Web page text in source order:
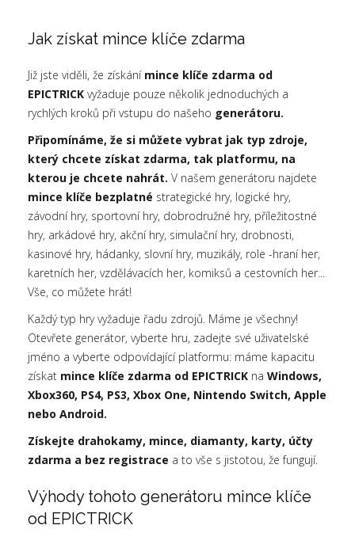
Jak získat mince klíče zdarma
Již jste viděli, že získání mince klíče zdarma od
EPICTRICK vyžaduje pouze několik jednoduchých a
rychlých kroků při vstupu do našeho generátoru.
Připomínáme, že si můžete vybrat jak typ zdroje,
který chcete získat zdarma, tak platformu, na
kterou je chcete nahrát. V našem generátoru najdete
mince klíče bezplatné strategické hry, logické hry,
závodní hry, sportovní hry, dobrodružné hry, příležitostné
hry, arkádové hry, akční hry, simulační hry, drobnosti,
kasinové hry, hádanky, slovní hry, muzikály, role -hraní her,
karetních her, vzdělávacích her, komiksů a cestovních her...
Vše, co můžete hrát!
Každý typ hry vyžaduje řadu zdrojů. Máme je všechny!
Otevřete generátor, vyberte hru, zadejte své uživatelské
jméno a vyberte odpovídající platformu: máme kapacitu
získat mince klíče zdarma od EPICTRICK na Windows,
Xbox360, PS4, PS3, Xbox One, Nintendo Switch, Apple
nebo Android.
Získejte drahokamy, mince, diamanty, karty, účty
zdarma a bez registrace a to vše s jistotou, že fungují.
Výhody tohoto generátoru mince klíče
od EPICTRICK